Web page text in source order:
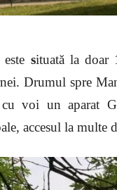
este situată la doar
Drumul spre
voi un aparat
accesul la multe